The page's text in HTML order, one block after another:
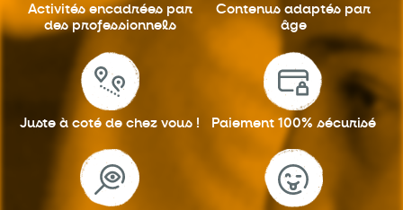
Activités encadrées par
des professionnels
Contenus adaptés par
âge
Juste à coté de chez vous ! Paiement 100% sécurisé